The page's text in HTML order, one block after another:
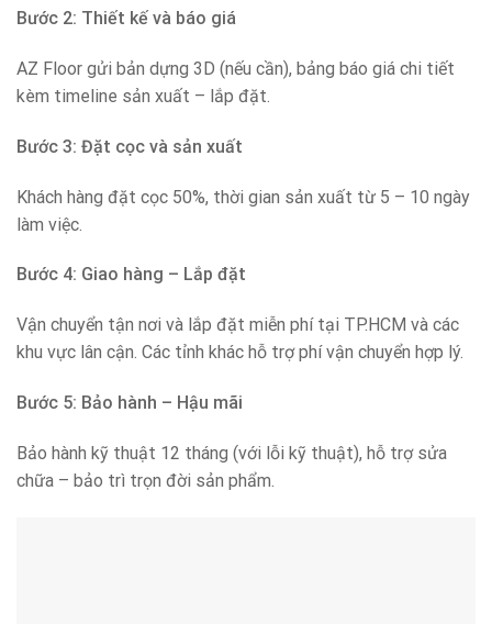
Bước 2: Thiết kế và báo giá
AZ Floor gửi bản dựng 3D (nếu cần), bảng báo giá chi tiết
kèm timeline sản xuất – lắp đặt.
Bước 3: Đặt cọc và sản xuất
Khách hàng đặt cọc 50%, thời gian sản xuất từ 5 – 10 ngày
làm việc.
Bước 4: Giao hàng – Lắp đặt
Vận chuyển tận nơi và lắp đặt miễn phí tại TP.HCM và các
khu vực lân cận. Các tỉnh khác hỗ trợ phí vận chuyển hợp lý.
Bước 5: Bảo hành – Hậu mãi
Bảo hành kỹ thuật 12 tháng (với lỗi kỹ thuật), hỗ trợ sửa
chữa – bảo trì trọn đời sản phẩm.